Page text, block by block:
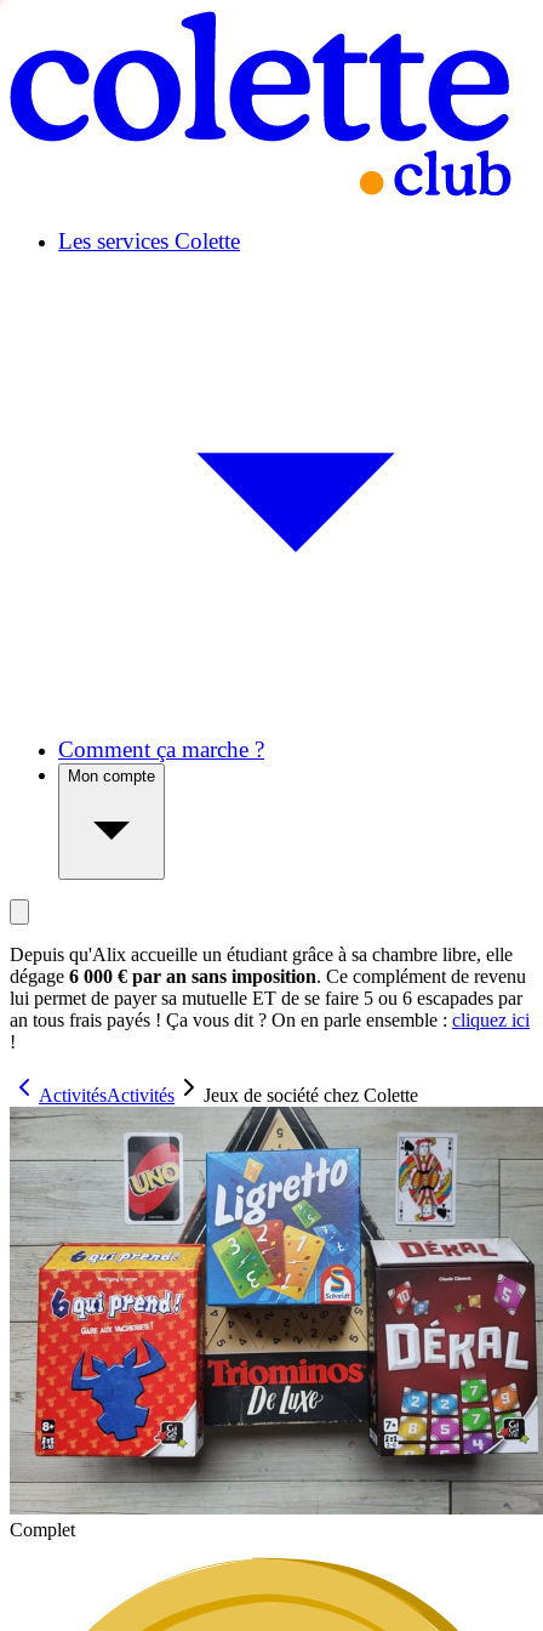
Les services Colette
Comment ça marche ?
Mon compte
Depuis qu'Alix accueille un étudiant grâce à sa chambre libre, elle
dégage 6 000 € par an sans imposition. Ce complément de revenu
lui permet de payer sa mutuelle ET de se faire 5 ou 6 escapades par
an tous frais payés ! Ça vous dit ? On en parle ensemble : cliquez ici
!
ActivitésActivités Jeux de société chez Colette
Complet